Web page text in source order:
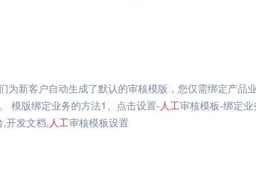
新客户自动生成了默认的审核模版，您仅需绑定产品业
模版绑定业务的方法1、点击设置-人工审核模板-绑定业
开发文档,人工审核模板设置